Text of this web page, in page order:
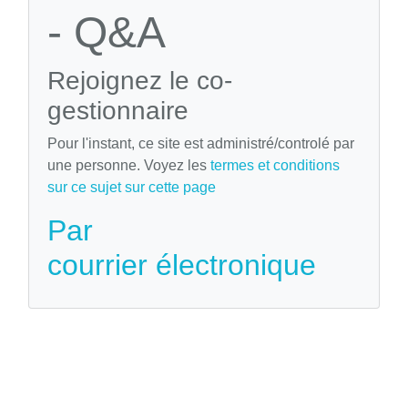
- Q&A
Rejoignez le co-
gestionnaire
Pour l'instant, ce site est administré/controlé par
une personne. Voyez les termes et conditions
sur ce sujet sur cette page
Par
courrier électronique